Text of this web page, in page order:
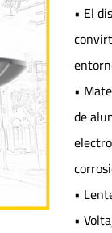
• El
•
de
•
•